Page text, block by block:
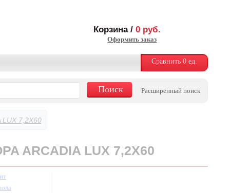
Корзина /0 руб.
Оформить заказ
Сравнить 0ед.
Расширенный поиск
LUX 7,2X60
ARCADIA LUX 7,2X60